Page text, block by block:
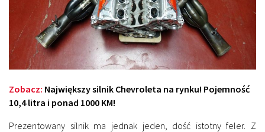
Zobacz: Największy silnik Chevroleta na rynku! Pojemność
10,4 litra i ponad 1000 KM!
Prezentowany silnik ma jednak jeden, dość istotny feler. Z